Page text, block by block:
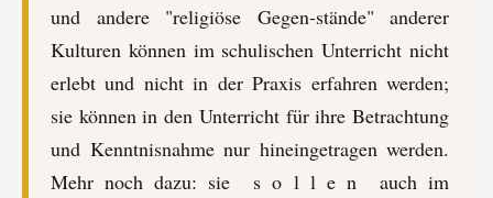
und andere "religiöse Gegen-stände" anderer
Kulturen können im schulischen Unterricht nicht
erlebt und nicht in der Praxis erfahren werden;
sie können in den Unterricht für ihre Betrachtung
und Kenntnisnahme nur hineingetragen werden.
Mehr noch dazu: sie s o l l e n auch im